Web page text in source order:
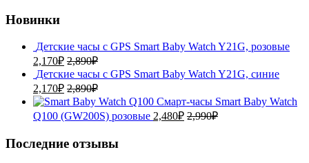
Новинки
Детские часы с GPS Smart Baby Watch Y21G, розовые
2,170₽ 2,890₽
Детские часы с GPS Smart Baby Watch Y21G, синие
2,170₽ 2,890₽
Смарт-часы Smart Baby Watch
Q100 (GW200S) розовые 2,480₽ 2,990₽
Последние отзывы